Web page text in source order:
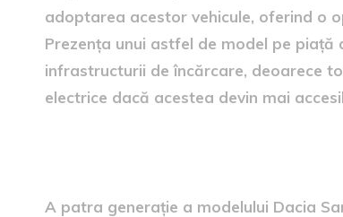
adoptarea acestor vehicule, oferind o
Prezența unui astfel de model pe
infrastructurii de încărcare, deoarece
electrice dacă acestea devin mai
A patra generație a modelului Dacia